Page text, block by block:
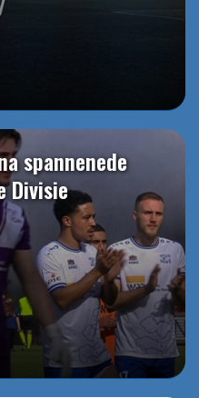
spannenede
Divisie